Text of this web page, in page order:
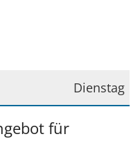
Dienstag
für